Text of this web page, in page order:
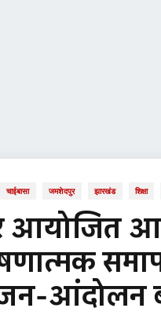
चाईबासा जमशेदपुर झारखंड शिक्षा
आयोजित
आंदोलन